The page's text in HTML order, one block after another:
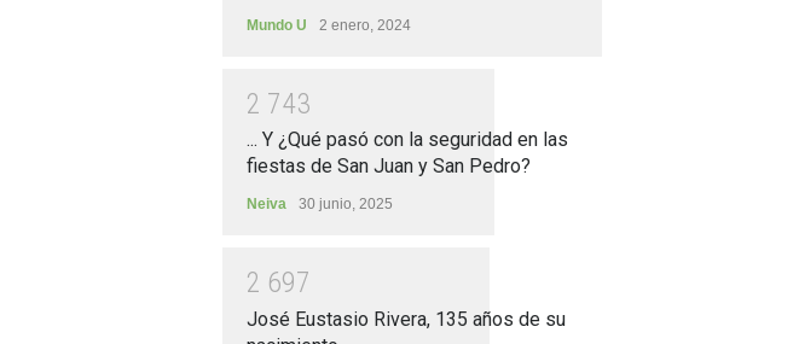
Mundo U 2 enero, 2024
2 743
... Y ¿Qué pasó con la seguridad en las
fiestas de San Juan y San Pedro?
Neiva 30 junio, 2025
2 697
José Eustasio Rivera, 135 años de su